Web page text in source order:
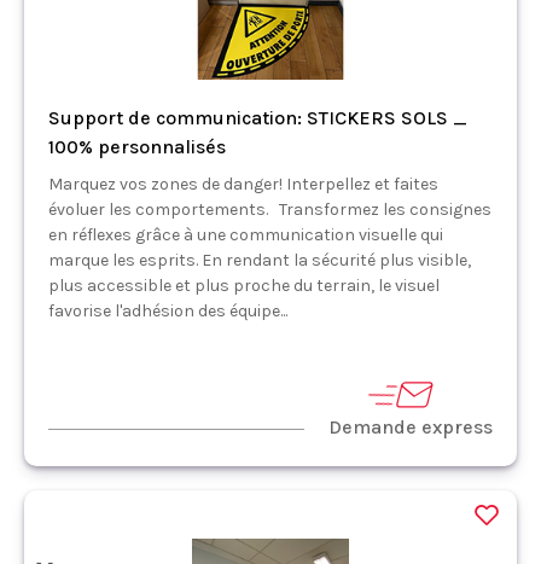
Support de communication: STICKERS SOLS _
100% personnalisés
Marquez vos zones de danger! Interpellez et faites
évoluer les comportements. Transformez les consignes
en réflexes grâce à une communication visuelle qui
marque les esprits. En rendant la sécurité plus visible,
plus accessible et plus proche du terrain, le visuel
favorise l'adhésion des équipe...
Demande express